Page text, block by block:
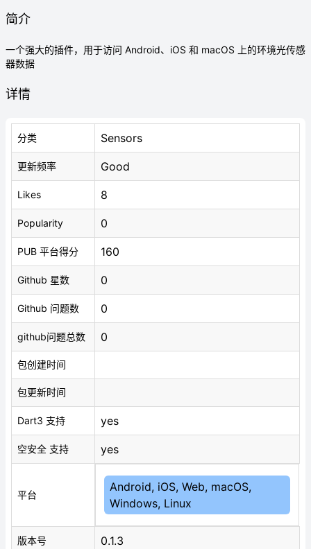
简介
一个强大的插件，用于访问 Android、iOS 和 macOS 上的环境光传感
器数据
详情
分类 Sensors
更新频率 Good
Likes 8
Popularity 0
PUB 平台得分 160
Github 星数 0
Github 问题数 0
github问题总数 0
包创建时间
包更新时间
Dart3 支持 yes
空安全 支持 yes
平台
Android, iOS, Web, macOS,
Windows, Linux
版本号 0.1.3